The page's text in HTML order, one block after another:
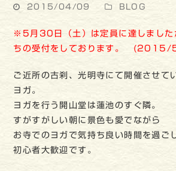
2015/04/09 BLOG
※5月30日（土）は定員に達しました
ちの受付をしております。
ご近所の古刹、光明寺にて開催させて
ヨガ。
ヨガを行う開山堂は蓮池のすぐ隣。
すがすがしい朝に景色も愛でながら
お寺でのヨガで気持ち良い時間を過ご
初心者大歓迎です。